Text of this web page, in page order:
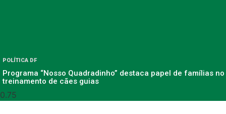
POLÍTICA DF
Programa “Nosso Quadradinho” destaca papel de famílias no
treinamento de cães guias